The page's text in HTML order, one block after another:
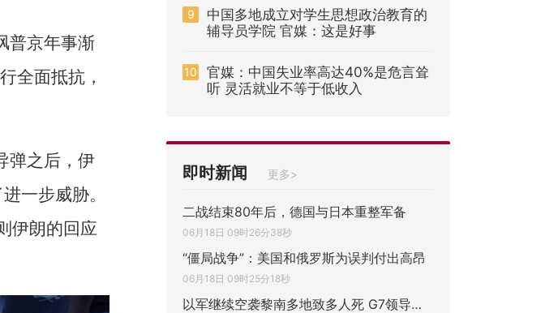
普京年事渐
全面抵抗，
弹之后，伊
一步威胁。
伊朗的回应
9
中国多地成立对学生思想政治教育的
辅导员学院 官媒：这是好事
10
官媒：中国失业率高达40%是危言耸
听 灵活就业不等于低收入
即时新闻 更多>
二战结束80年后，德国与日本重整军备
06月18日 09时26分38秒
“僵局战争”：美国和俄罗斯为误判付出高昂
06月18日 09时25分18秒
以军继续空袭黎南多地致多人死 G7领导人要